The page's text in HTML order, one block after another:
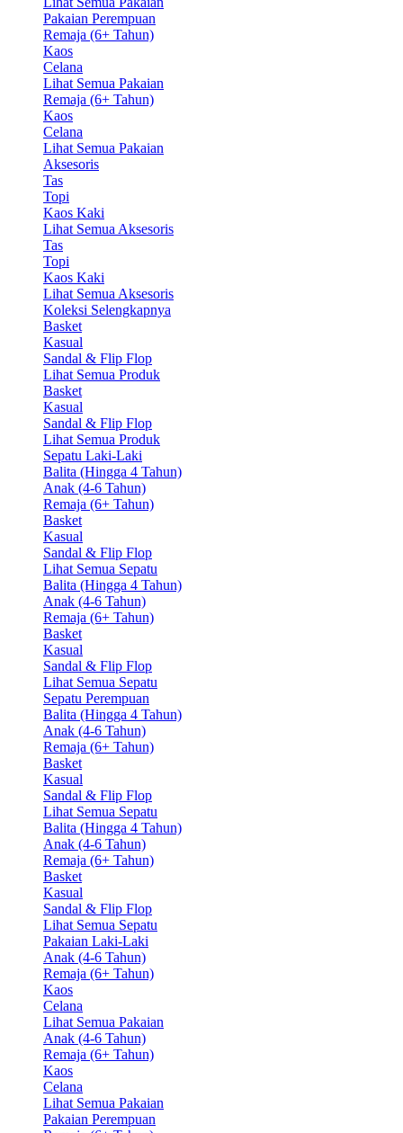
Pakaian Perempuan
Remaja (6+ Tahun)
Kaos
Celana
Lihat Semua Pakaian
Remaja (6+ Tahun)
Kaos
Celana
Lihat Semua Pakaian
Aksesoris
Tas
Topi
Kaos Kaki
Lihat Semua Aksesoris
Tas
Topi
Kaos Kaki
Lihat Semua Aksesoris
Koleksi Selengkapnya
Basket
Kasual
Sandal & Flip Flop
Lihat Semua Produk
Basket
Kasual
Sandal & Flip Flop
Lihat Semua Produk
Sepatu Laki-Laki
Balita (Hingga 4 Tahun)
Anak (4-6 Tahun)
Remaja (6+ Tahun)
Basket
Kasual
Sandal & Flip Flop
Lihat Semua Sepatu
Balita (Hingga 4 Tahun)
Anak (4-6 Tahun)
Remaja (6+ Tahun)
Basket
Kasual
Sandal & Flip Flop
Lihat Semua Sepatu
Sepatu Perempuan
Balita (Hingga 4 Tahun)
Anak (4-6 Tahun)
Remaja (6+ Tahun)
Basket
Kasual
Sandal & Flip Flop
Lihat Semua Sepatu
Balita (Hingga 4 Tahun)
Anak (4-6 Tahun)
Remaja (6+ Tahun)
Basket
Kasual
Sandal & Flip Flop
Lihat Semua Sepatu
Pakaian Laki-Laki
Anak (4-6 Tahun)
Remaja (6+ Tahun)
Kaos
Celana
Lihat Semua Pakaian
Anak (4-6 Tahun)
Remaja (6+ Tahun)
Kaos
Celana
Lihat Semua Pakaian
Pakaian Perempuan